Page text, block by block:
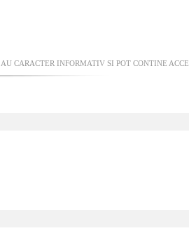
AU CARACTER INFORMATIV SI POT CONTINE